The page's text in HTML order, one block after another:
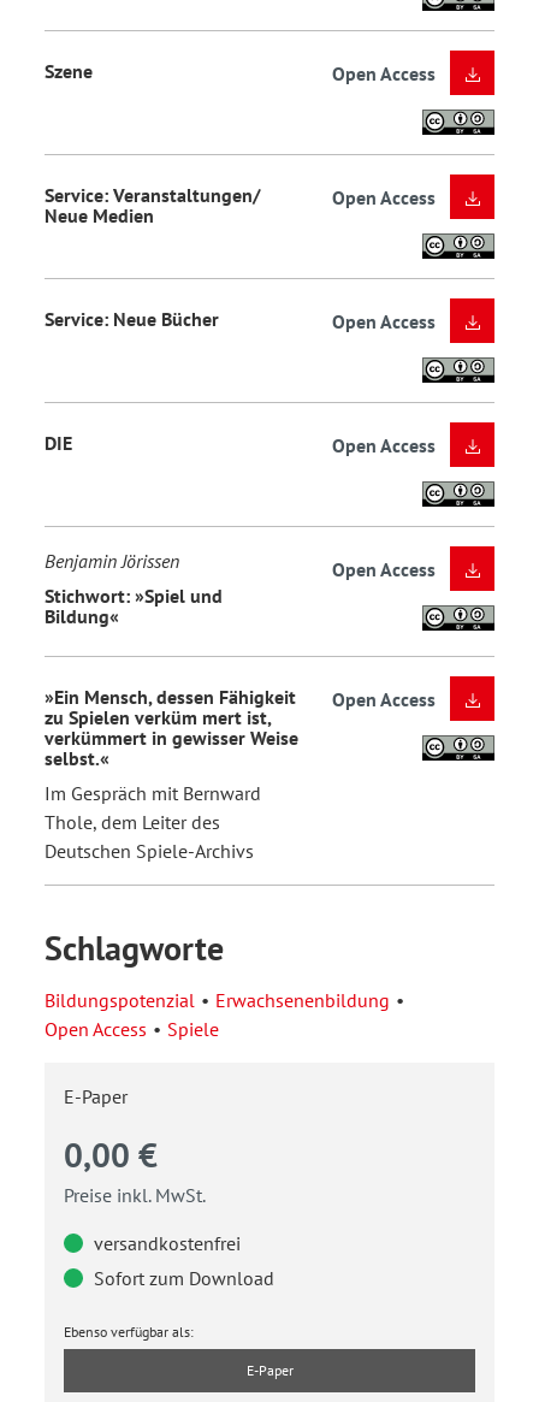
Szene Open Access
Service: Veranstaltungen/
Neue Medien
Open Access
Service: Neue Bücher Open Access
DIE Open Access
Benjamin Jörissen
Stichwort: »Spiel und
Bildung«
Open Access
»Ein Mensch, dessen Fähigkeit
zu Spielen verküm mert ist,
verkümmert in gewisser Weise
selbst.«
Im Gespräch mit Bernward
Thole, dem Leiter des
Deutschen Spiele-Archivs
Open Access
Schlagworte
Bildungspotenzial
Erwachsenenbildung
Open Access
Spiele
E-Paper
0,00 €
Preise inkl. MwSt.
versandkostenfrei
Sofort zum Download
Ebenso verfügbar als:
E-Paper